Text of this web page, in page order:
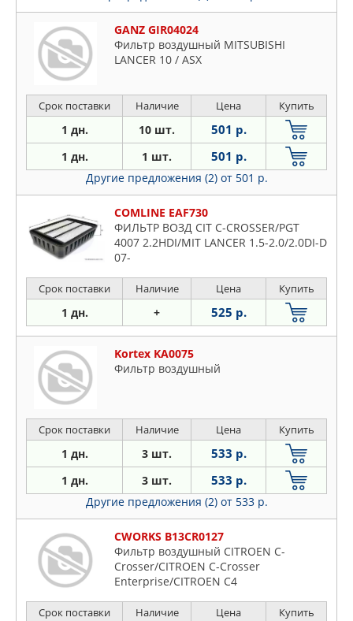
GANZ GIR04024
Фильтр воздушный MITSUBISHI
LANCER 10 / ASX
Срок поставки Наличие Цена Купить
1 дн. 10 шт. 501 р.
1 дн. 1 шт. 501 р.
Другие предложения (2) от 501 р.
COMLINE EAF730
ФИЛЬТР ВОЗД CIT C-CROSSER/PGT
4007 2.2HDI/MIT LANCER 1.5-2.0/2.0DI-D
07-
Срок поставки Наличие Цена Купить
1 дн. + 525 р.
Kortex KA0075
Фильтр воздушный
Срок поставки Наличие Цена Купить
1 дн. 3 шт. 533 р.
1 дн. 3 шт. 533 р.
Другие предложения (2) от 533 р.
CWORKS B13CR0127
Фильтр воздушный CITROEN C-
Crosser/CITROEN C-Crosser
Enterprise/CITROEN C4
Срок поставки Наличие Цена Купить